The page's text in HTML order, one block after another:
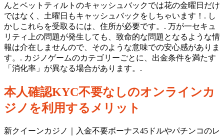
んとベットティルトのキャッシュバックでは花の金曜日だけ
ではなく、土曜日もキャッシュバックをしちゃいます！. し
かしこれらを受取るには、住所が必要です。. 万が一セキュ
リティ上の問題が発生しても、致命的な問題となるような情
報は介在しませんので、そのような意味での安心感がありま
す。. カジノゲームのカテゴリーごとに、出金条件を満たす
「消化率」が異なる場合があります。.
本人確認KYC不要なしのオンラインカ
ジノを利用するメリット
新クイーンカジノ｜入金不要ボーナス45ドルやパチンコのレ